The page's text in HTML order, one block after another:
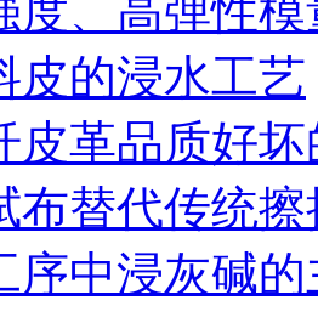
度、高弹性
皮的浸水工艺
皮革品质好
布替代传统
序中浸灰碱